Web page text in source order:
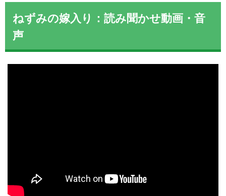
ねずみの嫁入り：読み聞かせ動画・音
声